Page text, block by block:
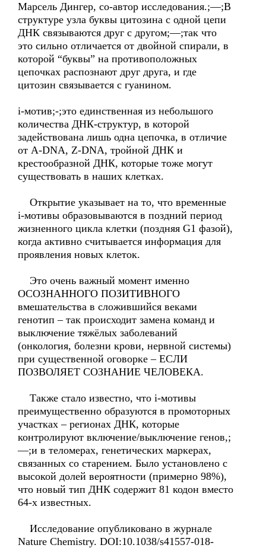
Марсель Дингер, со-автор исследования.;—;В
структуре узла буквы цитозина с одной цепи
ДНК связываются друг с другом;—;так что
это сильно отличается от двойной спирали, в
которой “буквы” на противоположных
цепочках распознают друг друга, и где
цитозин связывается с гуанином.
i-мотив;-;это единственная из небольшого
количества ДНК-структур, в которой
задействована лишь одна цепочка, в отличие
от A-DNA, Z-DNA, тройной ДНК и
крестообразной ДНК, которые тоже могут
существовать в наших клетках.
Открытие указывает на то, что временные
i-мотивы образовываются в поздний период
жизненного цикла клетки (поздняя G1 фазой),
когда активно считывается информация для
проявления новых клеток.
Это очень важный момент именно
ОСОЗНАННОГО ПОЗИТИВНОГО
вмешательства в сложившийся веками
генотип – так происходит замена команд и
выключение тяжёлых заболеваний
(онкология, болезни крови, нервной системы)
при существенной оговорке – ЕСЛИ
ПОЗВОЛЯЕТ СОЗНАНИЕ ЧЕЛОВЕКА.
Также стало известно, что i-мотивы
преимущественно образуются в промоторных
участках – регионах ДНК, которые
контролируют включение/выключение генов,;
—;и в теломерах, генетических маркерах,
связанных со старением. Было установлено с
высокой долей вероятности (примерно 98%),
что новый тип ДНК содержит 81 кодон вместо
64-х известных.
Исследование опубликовано в журнале
Nature Chemistry. DOI:10.1038/s41557-018-